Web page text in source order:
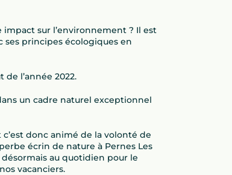
sur l’environnement ? Il est
ses principes écologiques en
l’année 2022.
un cadre naturel exceptionnel
donc animé de la volonté de
écrin de nature à Pernes Les
au quotidien pour le
vacanciers.